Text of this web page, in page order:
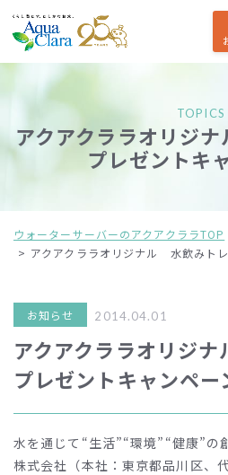
TOPICS
アクアクララオリジ
プレゼントキ
ウォーターサーバーのアクアクララTOP
アクアクララオリジナル 水飲みト
お知らせ 2014.04.01
アクアクララオリジ
プレゼントキャンペー
水を通じて“生活”“環境”“健康”の
株式会社（本社：東京都品川区、